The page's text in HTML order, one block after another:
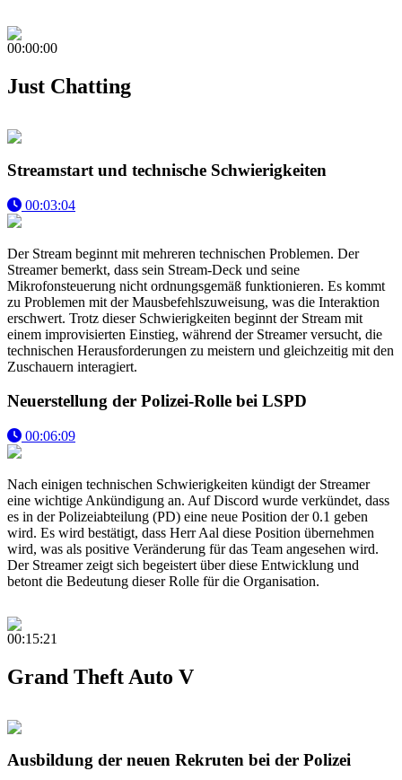
00:00:00
Just Chatting
Streamstart und technische Schwierigkeiten
00:03:04
Der Stream beginnt mit mehreren technischen Problemen. Der
Streamer bemerkt, dass sein Stream-Deck und seine
Mikrofonsteuerung nicht ordnungsgemäß funktionieren. Es kommt
zu Problemen mit der Mausbefehlszuweisung, was die Interaktion
erschwert. Trotz dieser Schwierigkeiten beginnt der Stream mit
einem improvisierten Einstieg, während der Streamer versucht, die
technischen Herausforderungen zu meistern und gleichzeitig mit den
Zuschauern interagiert.
Neuerstellung der Polizei-Rolle bei LSPD
00:06:09
Nach einigen technischen Schwierigkeiten kündigt der Streamer
eine wichtige Ankündigung an. Auf Discord wurde verkündet, dass
es in der Polizeiabteilung (PD) eine neue Position der 0.1 geben
wird. Es wird bestätigt, dass Herr Aal diese Position übernehmen
wird, was als positive Veränderung für das Team angesehen wird.
Der Streamer zeigt sich begeistert über diese Entwicklung und
betont die Bedeutung dieser Rolle für die Organisation.
00:15:21
Grand Theft Auto V
Ausbildung der neuen Rekruten bei der Polizei